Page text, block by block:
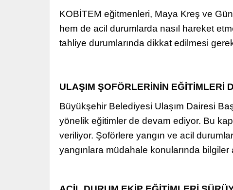
KOBİTEM eğitmenleri, Maya Kreş ve
hem de acil durumlarda nasıl hareket
tahliye durumlarında dikkat edilmesi
ULAŞIM ŞOFÖRLERİNİN EĞİTİMLERİ
Büyükşehir Belediyesi Ulaşım Dairesi
yönelik eğitimler de devam ediyor. Bu
veriliyor. Şoförlere yangın ve acil
yangınlara müdahale konularında bilgiler